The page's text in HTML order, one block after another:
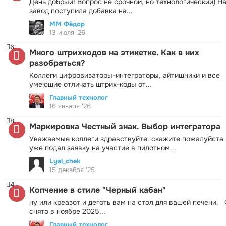
завод поступила добавка на...
ММ Фёдор
13 июля '26
Много штрихкодов на этикетке. Как в них
разобраться?
Коллеги цифровизаторы-интеграторы, айтишники и все
умеющие отличать штрих-коды от...
6
Главный технолог
16 января '26
Маркировка Честный знак. Выбор интегратора
Уважаемые коллеги здравствуйте. скажите пожалуйста
уже подал заявку на участие в пилотном...
8
Lyal_chek
15 декабря '25
Копчение в стиле "Черный кабан"
ну или креазот и деготь вам на стол для вашей печени.
снято в ноябре 2025...
4